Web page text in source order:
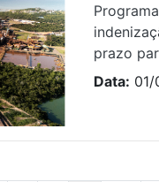
prazo
Data: